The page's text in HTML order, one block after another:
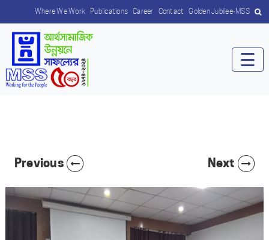
Where We Work Publications Career Contact Golden Jubilee-MSS
☰
Previous Next